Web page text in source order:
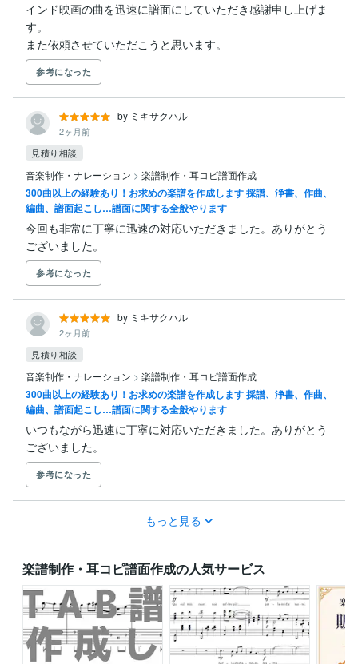
インド映画の曲を迅速に譜面にしていただき感謝申し上げま
す。
また依頼させていただこうと思います。
参考になった
by ミキサクハル
2ヶ月前
見積り相談
音楽制作・ナレーション > 楽譜制作・耳コピ譜面作成
300曲以上の経験あり！お求めの楽譜を作成します 採譜、浄書、作曲、
編曲、譜面起こし…譜面に関する全般やります
今回も非常に丁寧に迅速の対応いただきました。ありがとう
ございました。
参考になった
by ミキサクハル
2ヶ月前
見積り相談
音楽制作・ナレーション > 楽譜制作・耳コピ譜面作成
300曲以上の経験あり！お求めの楽譜を作成します 採譜、浄書、作曲、
編曲、譜面起こし…譜面に関する全般やります
いつもながら迅速に丁寧に対応いただきました。ありがとう
ございました。
参考になった
もっと見る
楽譜制作・耳コピ譜面作成の人気サービス